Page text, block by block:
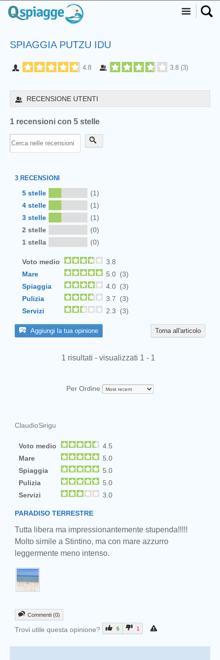
SPIAGGIA PUTZU IDU
4.8 3.8 (3)
RECENSIONE UTENTI
1 recensioni con 5 stelle
3 RECENSIONI
5 stelle
(1)
4 stelle
(1)
3 stelle
(1)
2 stelle
(0)
1 stella
(0)
Voto medio
3.8
Mare
5.0 (3)
Spiaggia
4.0 (3)
Pulizia
3.7 (3)
Servizi
2.3 (3)
Aggiungi la tua opinione Torna all'articolo
1 risultati - visualizzati 1 - 1
Per Ordine
ClaudioSirigu
Voto medio
4.5
Mare
5.0
Spiaggia
5.0
Pulizia
5.0
Servizi
3.0
PARADISO TERRESTRE
Tutta libera ma impressionantemente stupenda!!!!!
Molto simile a Stintino, ma con mare azzurro
leggermente meno intenso.
Commenti (0)
Trovi utile questa opinione? 6 1